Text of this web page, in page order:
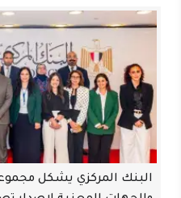
البنك المركزي يشكل